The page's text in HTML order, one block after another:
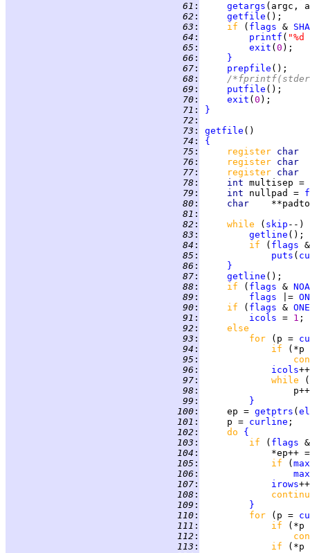
  61
:
getargs
  62
: getfile
  63
: if ( flags &
  64
: printf ( "%d
  65
: exit ( 0
  66
:
}
  67
: prepfile
  68
:
/
  69
: putfile
  70
: exit ( 0
  71
:
}
  72
:
  73
: getfile
  74
:
{
  75
: register
  76
: register
  77
: register
  78
: int multisep =
  79
: int nullpad =
  80
:
char
  81
:
  82
: while ( skip --)
  83
: getline
  84
: if ( flags
  85
: puts (
  86
:
}
  87
: getline
  88
: if ( flags &
  89
: flags |=
  90
: if ( flags &
  91
: icols = 1
  92
:
  93
: for (p =
  94
: if
(*p
  95
:
  96
:
icols
  97
: while
  98
:
  99
:
}
100 :
     ep =
getptrs (
101 :
     p =
curline
102 : do {
103 : if ( flags
104 :
*ep++
105 : if (
106 :
107 :
irows
108 :
109 :
}
110 : for (p =
111 : if
(*p
112 :
113 : if
(*p